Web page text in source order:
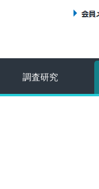
調査研究